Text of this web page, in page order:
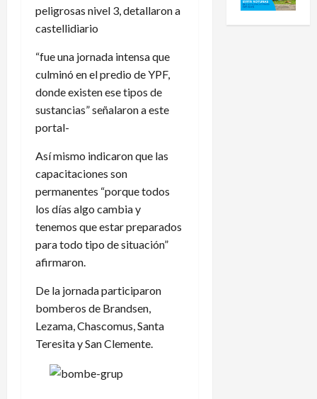
peligrosas nivel 3, detallaron a
castellidiario
“fue una jornada intensa que
culminó en el predio de YPF,
donde existen ese tipos de
sustancias” señalaron a este
portal-
Así mismo indicaron que las
capacitaciones son
permanentes “porque todos
los días algo cambia y
tenemos que estar preparados
para todo tipo de situación”
afirmaron.
De la jornada participaron
bomberos de Brandsen,
Lezama, Chascomus, Santa
Teresita y San Clemente.